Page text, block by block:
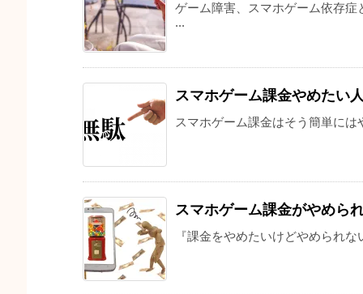
ゲーム障害、スマホゲーム依存
...
スマホゲーム課金やめたい
スマホゲーム課金はそう簡単に
スマホゲーム課金がやめら
『課金をやめたいけどやめられ